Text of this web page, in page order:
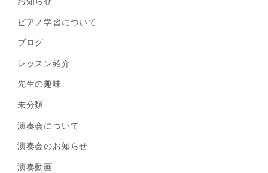
ピアノ学習について
ブログ
レッスン紹介
先生の趣味
未分類
演奏会について
演奏会のお知らせ
演奏動画